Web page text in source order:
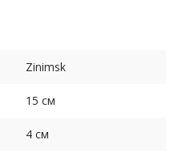
Zinimsk
15 см
4 см